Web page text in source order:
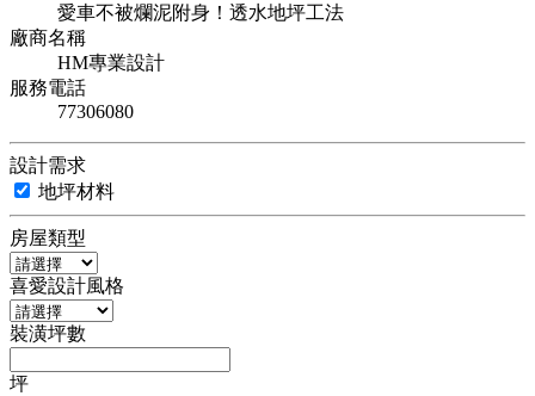
愛車不被爛泥附身！透水地坪工法
廠商名稱
HM專業設計
服務電話
77306080
設計需求
地坪材料
房屋類型
喜愛設計風格
裝潢坪數
坪